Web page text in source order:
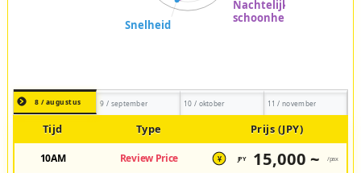
8 / augustus 9 / september 10 / oktober 11 / november
Tijd Type Prijs (JPY)
10AM Review Price ¥ JPY 15,000 ~ /pax